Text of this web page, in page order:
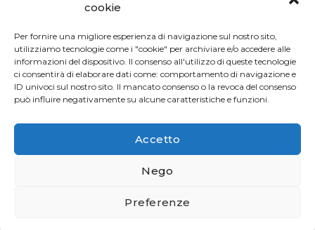
cookie
Per fornire una migliore esperienza di navigazione sul nostro sito,
utilizziamo tecnologie come i "cookie" per archiviare e/o accedere alle
informazioni del dispositivo. Il consenso all'utilizzo di queste tecnologie
ci consentirà di elaborare dati come: comportamento di navigazione e
ID univoci sul nostro sito. Il mancato consenso o la revoca del consenso
può influire negativamente su alcune caratteristiche e funzioni.
Accetto
Nego
Preferenze
ISCRIVITI ALLA NEWSLETTER
Rimani sempre aggiornato iscrivendoti alla
newsletter
NEWSLETTER
Acconsento al trattamento dei miei dati personali
If